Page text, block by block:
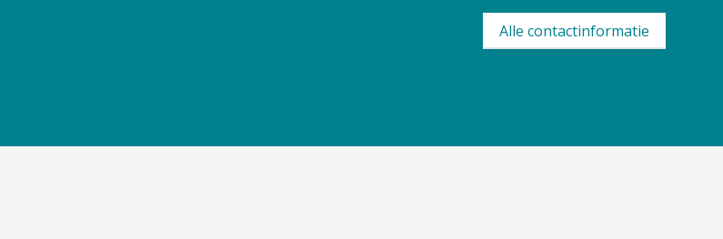
Alle contactinformatie